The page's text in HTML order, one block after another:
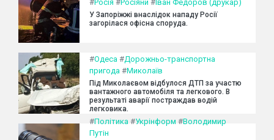
#Росія #Росіяни #Іван Федоров (друкар)
У Запоріжжі внаслідок нападу Росії
загорілася офісна споруда.
#Одеса #Дорожньо-транспортна
пригода #Миколаїв
Під Миколаєвом відбулося ДТП за участю
вантажного автомобіля та легкового. В
результаті аварії постраждав водій
легковика.
#Політика #Укрінформ #Володимир
Путін